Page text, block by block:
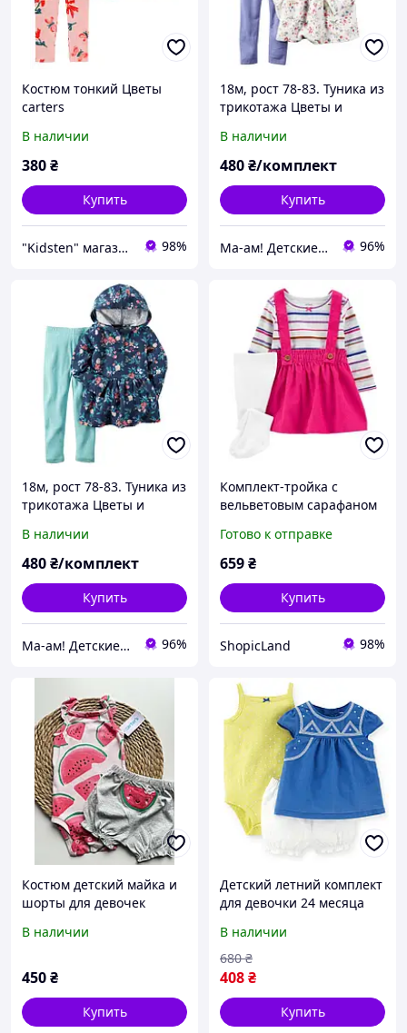
Костюм тонкий Цветы
carters
В наличии
380₴
Купить
"Kidsten" магазин дитячого одягу 98%
18м, рост 78-83. Туника из
трикотажа Цветы и
В наличии.
В наличии
480₴/комплект
Купить
Ма-ам! Детские вещи для счастливого детства 👦 96%
18м, рост 78-83. Туника из
трикотажа Цветы и
В наличии.
В наличии
480₴/комплект
Купить
Ма-ам! Детские вещи для счастливого детства 👦 96%
Комплект-тройка с
вельветовым сарафаном
Готово к отправке
659₴
Купить
ShopicLand 98%
Костюм детский майка и
шорты для девочек
В наличии
450₴
Купить
Детский летний комплект
для девочки 24 месяца
В наличии
408₴
680 ₴
Купить